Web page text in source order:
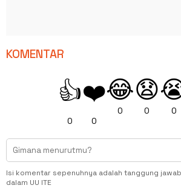
KOMENTAR
👍
0
❤️
0
😂
0
😧
0 0
Isi komentar sepenuhnya adalah tanggung
dalam UU ITE